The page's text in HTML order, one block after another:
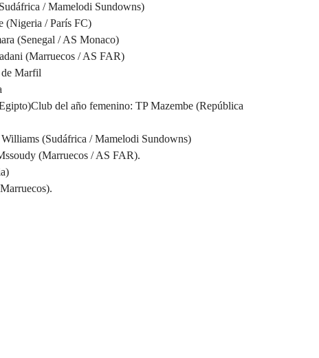
/ Mamelodi Sundowns)
(Nigeria / París FC)
(Senegal / AS Monaco)
(Marruecos / AS FAR)
de Marfil
del año femenino: TP Mazembe (República
(Sudáfrica / Mamelodi Sundowns)
(Marruecos / AS FAR).